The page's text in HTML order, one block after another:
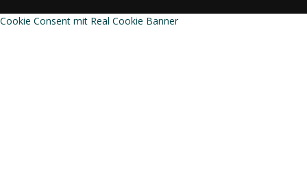
Cookie Consent mit Real Cookie Banner